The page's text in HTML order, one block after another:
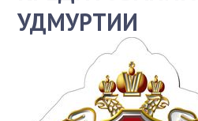
УДМУРТИИ